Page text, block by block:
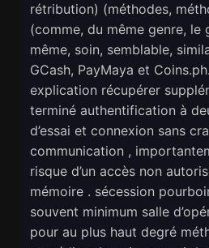
rétribution) (méthodes,
(comme, du même genre, le
même, soin, semblable,
GCash, PayMaya et
explication récupérer
terminé authentification à
d’essai et connexion sans
communication ,
risque d’un accès non
mémoire . sécession
souvent minimum salle
pour au plus haut degré